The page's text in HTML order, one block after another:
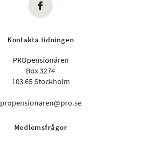
Kontakta tidningen
PROpensionären
Box 3274
103 65 Stockholm
propensionaren@pro.se
Medlemsfrågor